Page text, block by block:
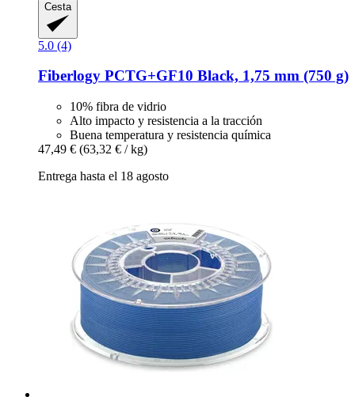
Cesta
5.0 (4)
Fiberlogy PCTG+GF10 Black, 1,75 mm (750 g)
10% fibra de vidrio
Alto impacto y resistencia a la tracción
Buena temperatura y resistencia química
47,49 € (63,32 € / kg)
Entrega hasta el 18 agosto